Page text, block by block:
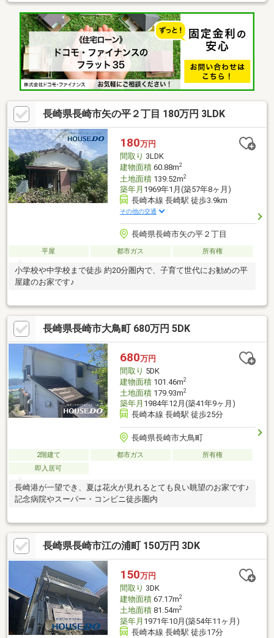
長崎県長崎市矢の平２丁目 180万円 3LDK
180万円
間取り 3LDK
建物面積60.88m2
土地面積139.52m2
築年月 1969年1月(築57年8ヶ月)
長崎本線 長崎駅 徒歩3.9km
その他の交通
長崎県長崎市矢の平２丁目
平屋 都市ガス 所有権
小学校や中学校まで徒歩 約20分圏内で、子育て世代にお勧めの平
屋建のお家です♪
長崎県長崎市大鳥町 680万円 5DK
680万円
間取り 5DK
建物面積101.46m2
土地面積179.93m2
築年月 1984年12月(築41年9ヶ月)
長崎本線 長崎駅 徒歩25分
長崎県長崎市大鳥町
2階建て 都市ガス
所有権
即入居可
長崎港が一望でき、夏は花火が見れるとても良い眺望のお家です♪
記念病院やスーパー・コンビニ徒歩圏内
長崎県長崎市江の浦町 150万円 3DK
150万円
間取り 3DK
建物面積67.17m2
土地面積81.54m2
築年月 1971年10月(築54年11ヶ月)
長崎本線 長崎駅 徒歩17分